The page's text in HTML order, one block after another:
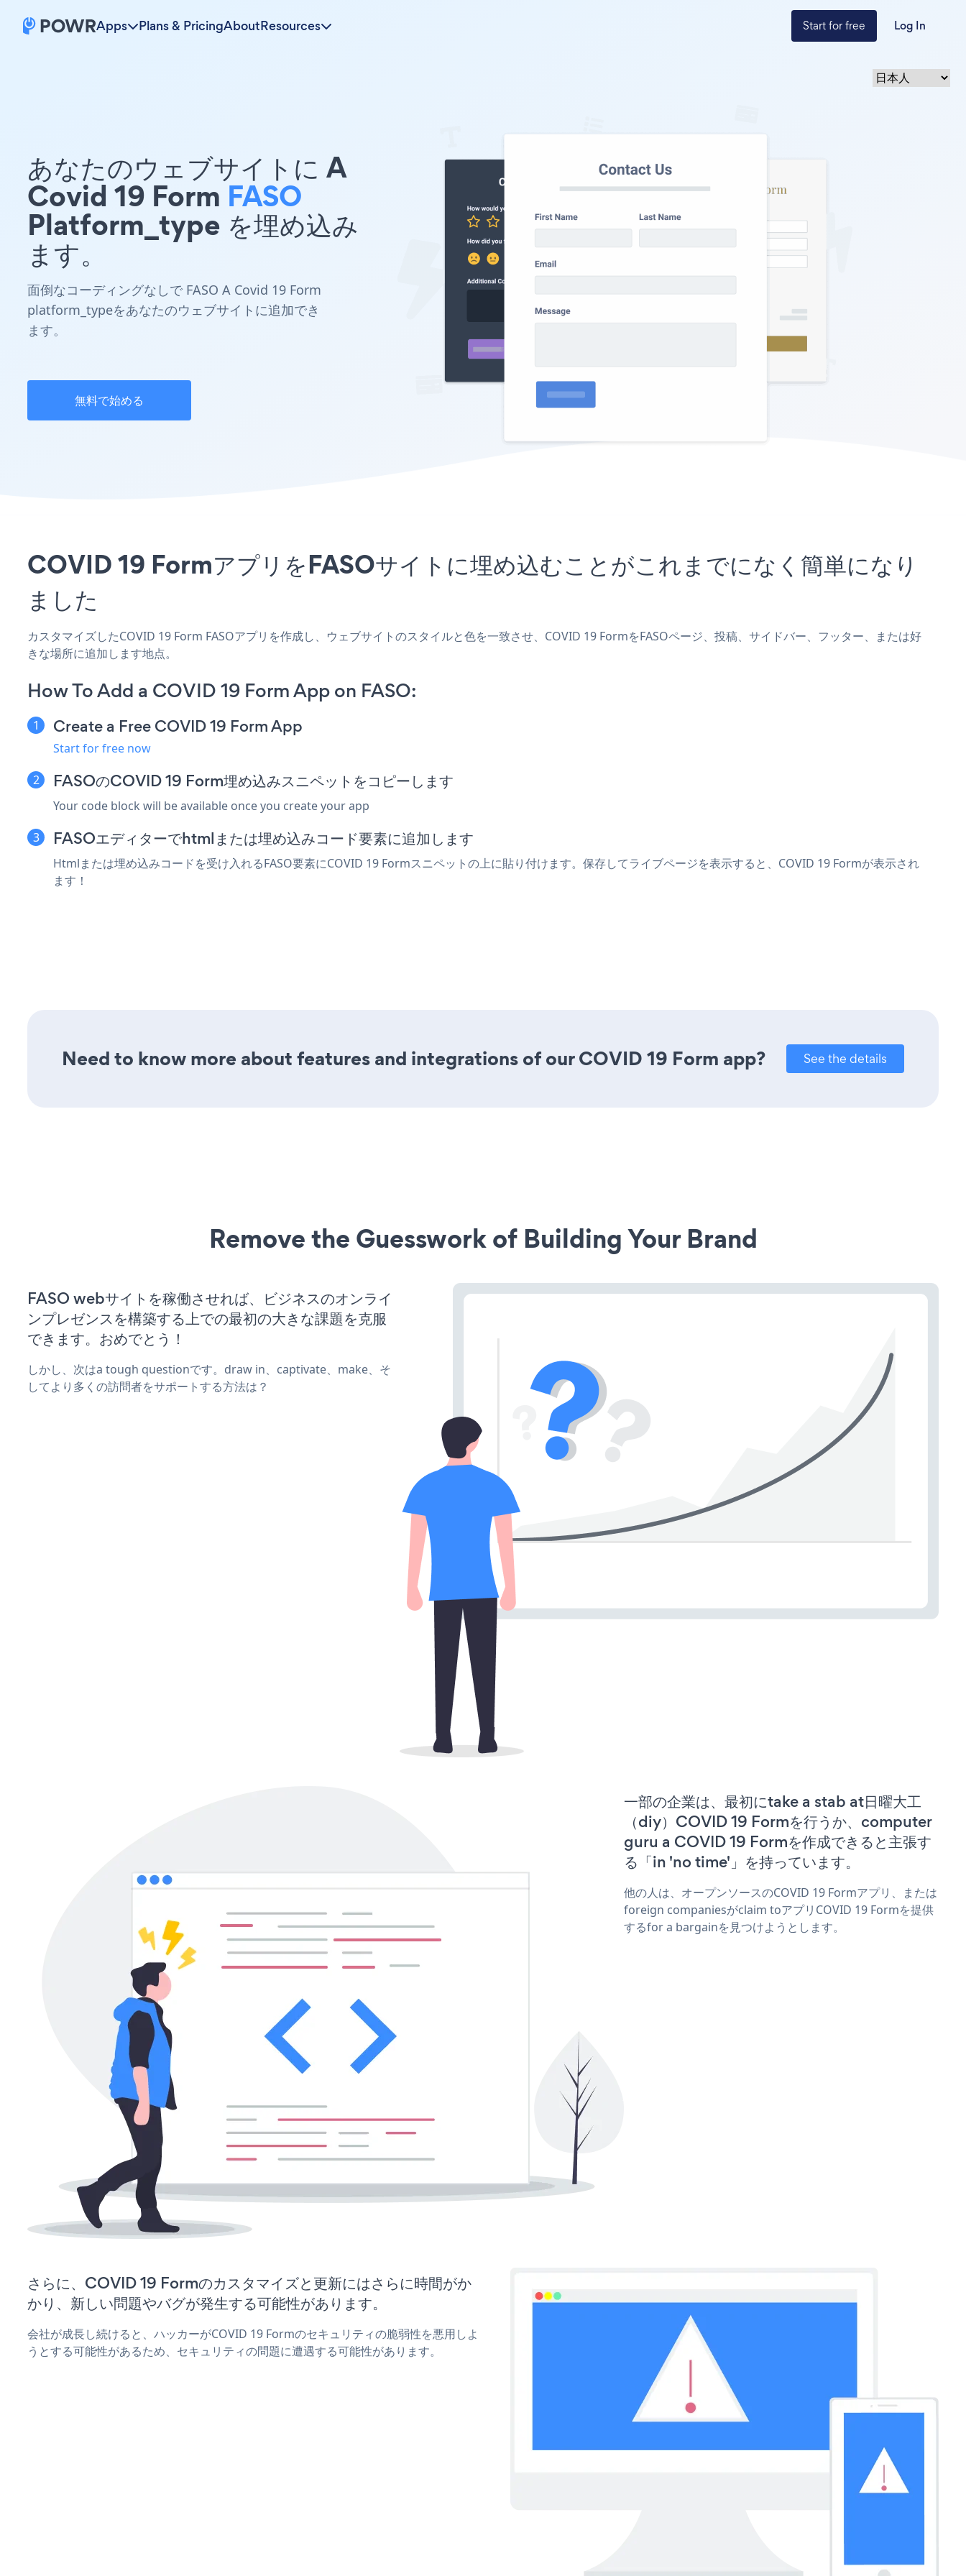
Apps Plans & PricingAboutResources Start for free Log In
あなたのウェブサイトに A
Covid 19 Form FASO
Platform_type を埋め込み
ます。
面倒なコーディングなしで FASO A Covid 19 Form
platform_typeをあなたのウェブサイトに追加でき
ます。
無料で始める
COVID 19 FormアプリをFASOサイトに埋め込むことがこれまでになく簡単になり
ました
カスタマイズしたCOVID 19 Form FASOアプリを作成し、ウェブサイトのスタイルと色を一致させ、COVID 19 FormをFASOページ、投稿、サイドバー、フッター、または好
きな場所に追加します地点。
How To Add a COVID 19 Form App on FASO:
Create a Free COVID 19 Form App
Start for free now
FASOのCOVID 19 Form埋め込みスニペットをコピーします
Your code block will be available once you create your app
FASOエディターでhtmlまたは埋め込みコード要素に追加します
Htmlまたは埋め込みコードを受け入れるFASO要素にCOVID 19 Formスニペットの上に貼り付けます。保存してライブページを表示すると、COVID 19 Formが表示され
ます！
Need to know more about features and integrations of our COVID 19 Form app? See the details
Remove the Guesswork of Building Your Brand
FASO webサイトを稼働させれば、ビジネスのオンライ
ンプレゼンスを構築する上での最初の大きな課題を克服
できます。おめでとう！
しかし、次はa tough questionです。draw in、captivate、make、そ
してより多くの訪問者をサポートする方法は？
一部の企業は、最初にtake a stab at日曜大工
（diy）COVID 19 Formを行うか、computer
guru a COVID 19 Formを作成できると主張す
る「in 'no time'」を持っています。
他の人は、オープンソースのCOVID 19 Formアプリ、または
foreign companiesがclaim toアプリCOVID 19 Formを提供
するfor a bargainを見つけようとします。
さらに、COVID 19 Formのカスタマイズと更新にはさらに時間がか
かり、新しい問題やバグが発生する可能性があります。
会社が成長し続けると、ハッカーがCOVID 19 Formのセキュリティの脆弱性を悪用しよ
うとする可能性があるため、セキュリティの問題に遭遇する可能性があります。